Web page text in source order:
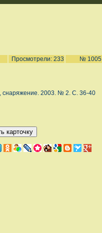
Просмотрели: 233
№ 1005
снаряжение. 2003. № 2. С. 36-40